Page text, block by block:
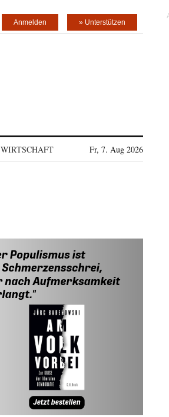
» Unterstützen
Anmelden
WIRTSCHAFT Fr, 7. Aug 2026